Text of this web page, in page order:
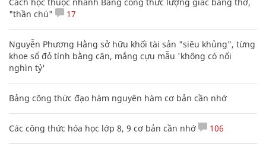
"thần chú"
17
Nguyễn Phương Hằng sở hữu khối tài sản "siêu khủng", từng
khoe sổ đỏ tính bằng cân, mắng cựu mẫu 'không có nổi
nghìn tỷ'
Bảng công thức đạo hàm nguyên hàm cơ bản cần nhớ
Các công thức hóa học lớp 8, 9 cơ bản cần nhớ 106